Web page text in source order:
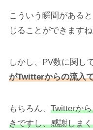
こういう瞬間がある
じることができますね
しかし、PV数に関し
がTwitterからの流入
もちろん、 Twitterか
きですし、感謝しま